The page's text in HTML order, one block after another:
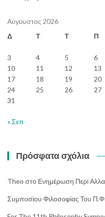
Αύγουστος 2026
Δ
Τ Τ Π
3
4 5 6
10
11 12 13
17
18 19 20
24
25 26 27
31
« Σεπ
Πρόσφατα σχόλια
Theo στο Ενημέρωση Περί
Συμποσίου Φιλοσοφίας Του